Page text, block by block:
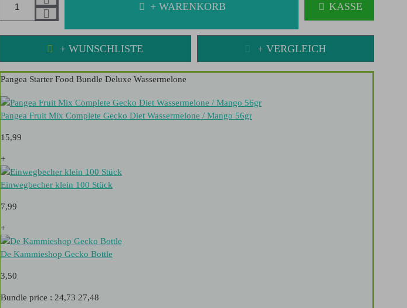
+ WARENKORB KASSE
+ WUNSCHLISTE + VERGLEICH
Pangea Starter Food Bundle Deluxe Wassermelone
Pangea Fruit Mix Complete Gecko Diet Wassermelone / Mango 56gr
15,99
+
Einwegbecher klein 100 Stück
7,99
+
De Kammieshop Gecko Bottle
3,50
Bundle price : 24,73 27,48